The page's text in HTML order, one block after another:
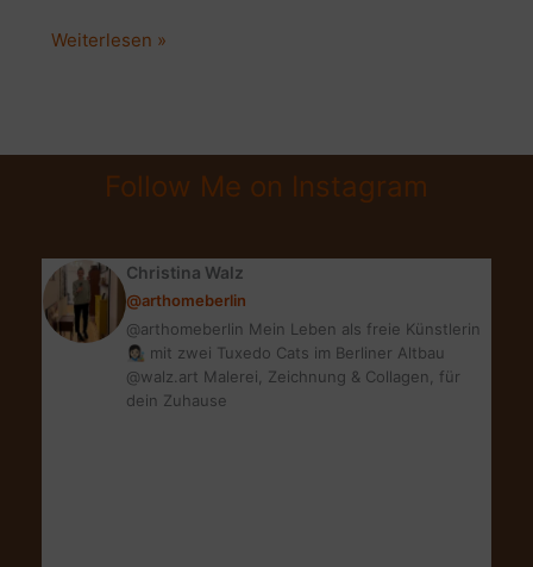
EINFACHE
SUPER
IN
3
VARIANTEN
Weiterlesen »
Follow Me on Instagram
Christina Walz
@arthomeberlin
@arthomeberlin Mein Leben als freie Künstlerin
👩🏻‍🎨 mit zwei Tuxedo Cats im Berliner Altbau
@walz.art Malerei, Zeichnung & Collagen, für
dein Zuhause